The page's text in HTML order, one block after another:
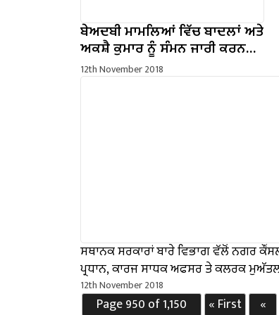
ਬੇਅਦਬੀ ਮਾਮਲਿਆਂ ਵਿੱਚ ਬਾਦਲਾਂ ਅਤੇ
ਅਕਸ਼ੈ ਕੁਮਾਰ ਨੂੰ ਸੰਮਨ ਜਾਰੀ ਕਰਨ
ਵਿੱਚ ਸਰਕਾਰ ਦੀ ਕੋਈ ਭੂਮਿਕਾ ਨਹੀਂ-
ਕੈਪਟਨ ਅਮਰਿੰਦਰ ਸਿੰਘ
12th November 2018
ਸਥਾਨਕ ਸਰਕਾਰਾਂ ਬਾਰੇ ਵਿਭਾਗ ਵੱਲੋਂ ਨਗਰ
ਪ੍ਰਧਾਨ, ਕਾਰਜ ਸਾਧਕ ਅਫਸਰ ਤੇ ਕਲਰਕ
12th November 2018
Page 950 of 1,150 « First «